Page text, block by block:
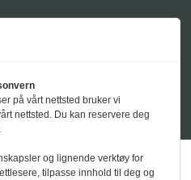
CMS
på vårt nettsted bruker vi
nettsted. Du kan reservere deg
og lignende verktøy for
tilpasse innhold til deg og